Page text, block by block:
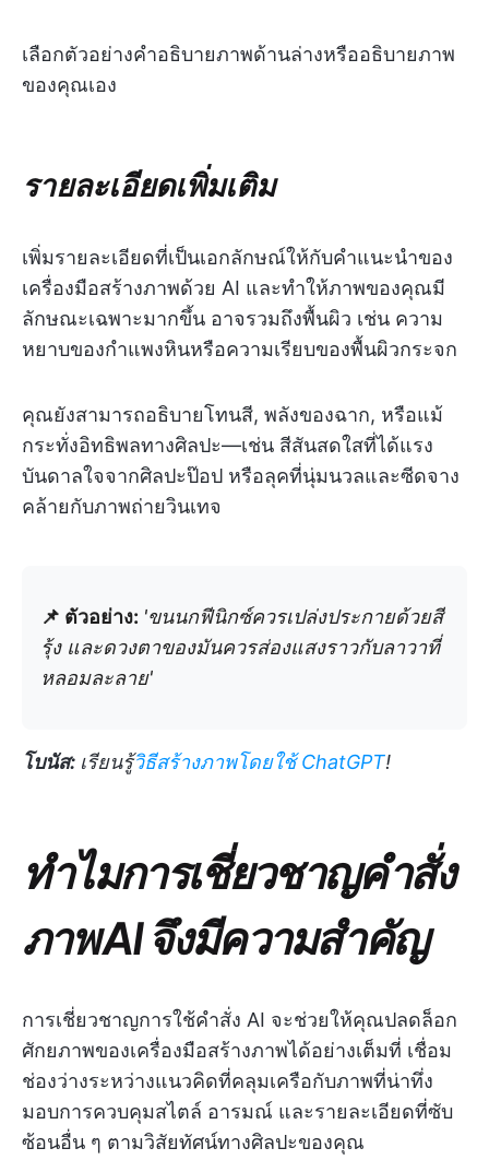
เลือกตัวอย่างคำอธิบายภาพด้านล่างหรืออธิบายภาพ
ของคุณเอง
รายละเอียดเพิ่มเติม
เพิ่มรายละเอียดที่เป็นเอกลักษณ์ให้กับคำแนะนำของ
เครื่องมือสร้างภาพด้วย AI และทำให้ภาพของคุณมี
ลักษณะเฉพาะมากขึ้น อาจรวมถึงพื้นผิว เช่น ความ
หยาบของกำแพงหินหรือความเรียบของพื้นผิวกระจก
คุณยังสามารถอธิบายโทนสี, พลังของฉาก, หรือแม้
กระทั่งอิทธิพลทางศิลปะ—เช่น สีสันสดใสที่ได้แรง
บันดาลใจจากศิลปะป๊อป หรือลุคที่นุ่มนวลและซีดจาง
คล้ายกับภาพถ่ายวินเทจ
📌 ตัวอย่าง: 'ขนนกฟีนิกซ์ควรเปล่งประกายด้วยสี
รุ้ง และดวงตาของมันควรส่องแสงราวกับลาวาที่
หลอมละลาย'
โบนัส: เรียนรู้วิธีสร้างภาพโดยใช้ ChatGPT!
ทำไมการเชี่ยวชาญคำสั่ง
ภาพ AI จึงมีความสำคัญ
การเชี่ยวชาญการใช้คำสั่ง AI จะช่วยให้คุณปลดล็อก
ศักยภาพของเครื่องมือสร้างภาพได้อย่างเต็มที่ เชื่อม
ช่องว่างระหว่างแนวคิดที่คลุมเครือกับภาพที่น่าทึ่ง
มอบการควบคุมสไตล์ อารมณ์ และรายละเอียดที่ซับ
ซ้อนอื่น ๆ ตามวิสัยทัศน์ทางศิลปะของคุณ